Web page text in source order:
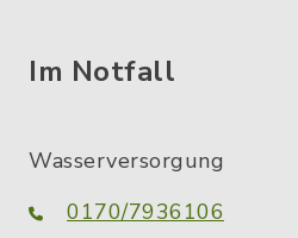
Im Notfall
Wasserversorgung
0170/7936106